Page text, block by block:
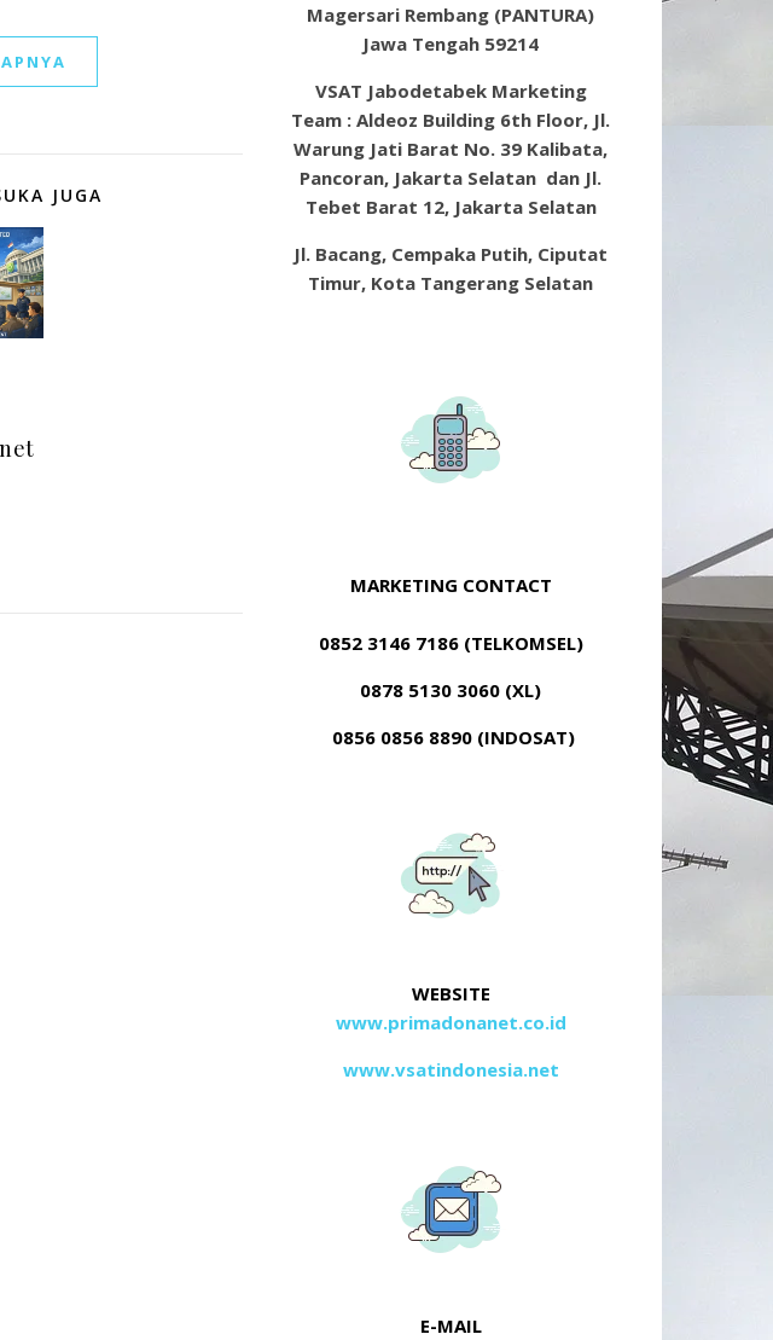
JUGA
Magersari Rembang (PANTURA)
Jawa Tengah 59214
VSAT Jabodetabek Marketing
Team : Aldeoz Building 6th Floor, Jl.
Warung Jati Barat No. 39 Kalibata,
Pancoran, Jakarta Selatan dan Jl.
Tebet Barat 12, Jakarta Selatan
Jl. Bacang, Cempaka Putih, Ciputat
Timur, Kota Tangerang Selatan
MARKETING CONTACT
0852 3146 7186 (TELKOMSEL)
0878 5130 3060 (XL)
0856 0856 8890 (INDOSAT)
WEBSITE
www.primadonanet.co.id
www.vsatindonesia.net
E-MAIL